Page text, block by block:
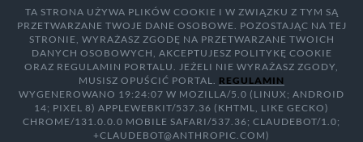
TA STRONA UŻYWA PLIKÓW COOKIE I W ZWIĄZKU Z TYM SĄ
PRZETWARZANE TWOJE DANE OSOBOWE. POZOSTAJĄC NA TEJ
STRONIE, WYRAŻASZ ZGODĘ NA PRZETWARZANE TWOICH
DANYCH OSOBOWYCH, AKCEPTUJESZ POLITYKĘ COOKIE
ORAZ REGULAMIN PORTALU. JEŻELI NIE WYRAŻASZ ZGODY,
MUSISZ OPUŚCIĆ PORTAL. REGULAMIN
WYGENEROWANO 19:24:07 W MOZILLA/5.0 (LINUX; ANDROID
14; PIXEL 8) APPLEWEBKIT/537.36 (KHTML, LIKE GECKO)
CHROME/131.0.0.0 MOBILE SAFARI/537.36; CLAUDEBOT/1.0;
+CLAUDEBOT@ANTHROPIC.COM)